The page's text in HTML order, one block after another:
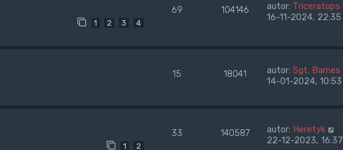
1 2 3 4
69 104146 autor: Triceratops
16-11-2024, 22:35
15 18041 autor: Sgt. Barnes
14-01-2024, 10:53
1 2
33 140587 autor: Heretyk
22-12-2023, 16:37